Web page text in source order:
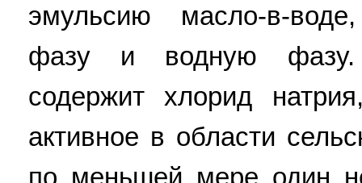
эмульсию масло-в-
фазу и водную фазу.
содержит хлорид
активное в области
по меньшей мере один